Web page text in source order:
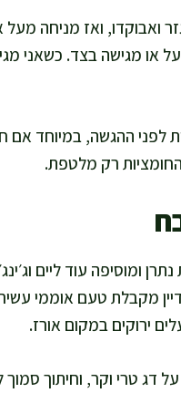
ואבוקדו, ואז מניחה מעל
או מגישה בצד. כשאני
לצלחת לנוח במקרר 10 דקות לפני
רק מלטפת.
ומוסיפה עוד ליים
מקבלת טעם אוממי
ירוקים במקום אורז.
דג טרי וקר, וחיתוך